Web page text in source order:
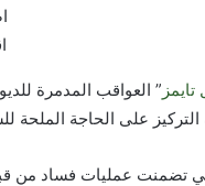
تايمز ” العواقب المدمرة
على الحاجة الملحة
تضمنت عمليات فساد من